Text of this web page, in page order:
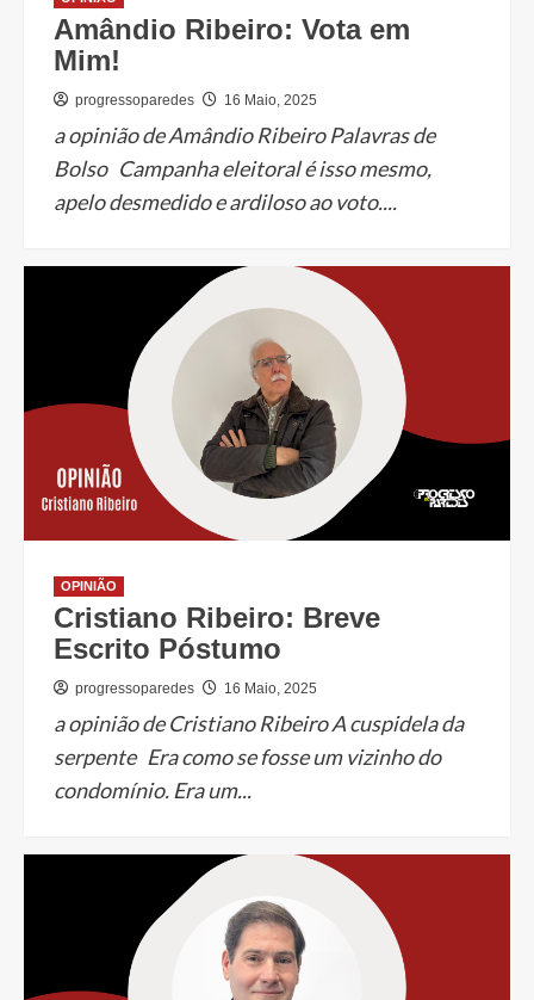
Amândio Ribeiro: Vota em
Mim!
progressoparedes 16 Maio, 2025
a opinião de Amândio Ribeiro Palavras de
Bolso Campanha eleitoral é isso mesmo,
apelo desmedido e ardiloso ao voto....
OPINIÃO
Cristiano Ribeiro: Breve
Escrito Póstumo
progressoparedes 16 Maio, 2025
a opinião de Cristiano Ribeiro A cuspidela da
serpente Era como se fosse um vizinho do
condomínio. Era um...